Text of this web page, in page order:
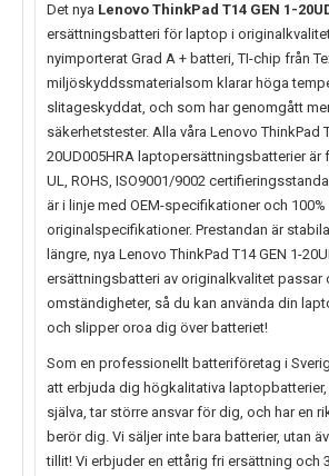
Det nya Lenovo ThinkPad T14 GEN 1-
ersättningsbatteri för laptop i
nyimporterat Grad A + batteri, TI-chip från
miljöskyddssmaterialsom klarar höga
slitageskyddat, och som har genomgått
säkerhetstester. Alla våra Lenovo ThinkPad
20UD005HRA laptopersättningsbatterier är
UL, ROHS, ISO9001/9002
är i linje med OEM-specifikationer och
originalspecifikationer. Prestandan är
längre, nya Lenovo ThinkPad T14 GEN 1-
ersättningsbatteri av originalkvalitet passar
omständigheter, så du kan använda din
och slipper oroa dig över batteriet!
Som en professionellt batteriföretag i
att erbjuda dig högkalitativa
själva, tar större ansvar för dig, och har en
berör dig. Vi säljer inte bara batterier, utan
tillit! Vi erbjuder en ettårig fri ersättning och